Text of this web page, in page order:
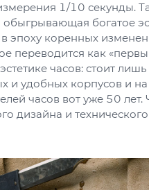
1/10 секунды.
обыгрывающая богатое
эпоху коренных
переводится как
часов: стоит лишь
и удобных корпусов и на
часов вот уже 50 лет.
дизайна и технического